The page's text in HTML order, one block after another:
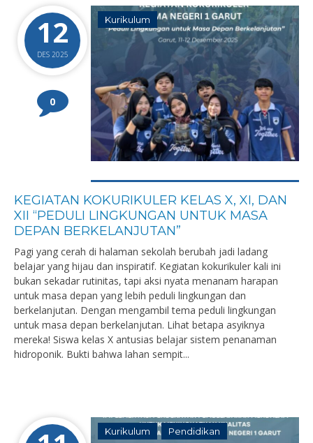
12
DES 2025
0
Kurikulum
KEGIATAN KOKURIKULER KELAS X, XI, DAN
XII “PEDULI LINGKUNGAN UNTUK MASA
DEPAN BERKELANJUTAN”
Pagi yang cerah di halaman sekolah berubah jadi ladang
belajar yang hijau dan inspiratif. Kegiatan kokurikuler kali ini
bukan sekadar rutinitas, tapi aksi nyata menanam harapan
untuk masa depan yang lebih peduli lingkungan dan
berkelanjutan. Dengan mengambil tema peduli lingkungan
untuk masa depan berkelanjutan. Lihat betapa asyiknya
mereka! Siswa kelas X antusias belajar sistem penanaman
hidroponik. Bukti bahwa lahan sempit...
Kurikulum Pendidikan